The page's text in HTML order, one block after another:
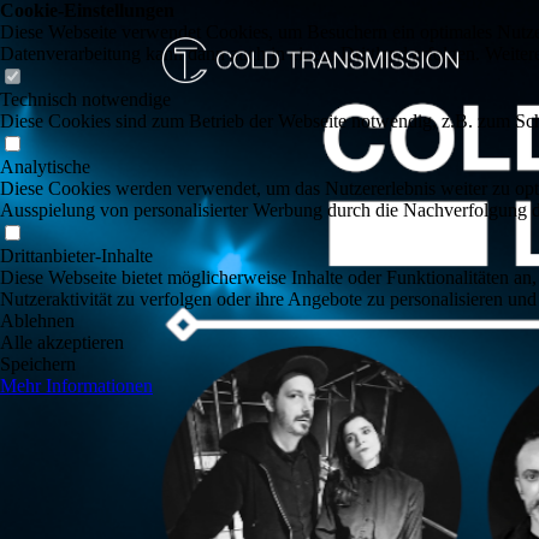
Cookie-Einstellungen
Diese Webseite verwendet Cookies, um Besuchern ein optimales
Datenverarbeitung kann dann auch in einem Drittland erfolgen.
Technisch notwendige
Diese Cookies sind zum Betrieb der Webseite notwendig, z.B. zum
Analytische
Diese Cookies werden verwendet, um das Nutzererlebnis weiter zu
Ausspielung von personalisierter Werbung durch die Nachverfolgung
Drittanbieter-Inhalte
Diese Webseite bietet möglicherweise Inhalte oder Funktionalitäten
Nutzeraktivität zu verfolgen oder ihre Angebote zu personalisieren
Ablehnen
Alle akzeptieren
Speichern
Mehr Informationen